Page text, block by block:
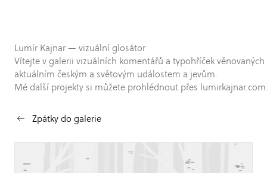
Lumír Kajnar — vizuální glosátor
Vítejte v galerii vizuálních komentářů a typohříček věnovaných
aktuálním českým a světovým událostem a jevům.
Mé další projekty si můžete prohlédnout přes
Zpátky do galerie